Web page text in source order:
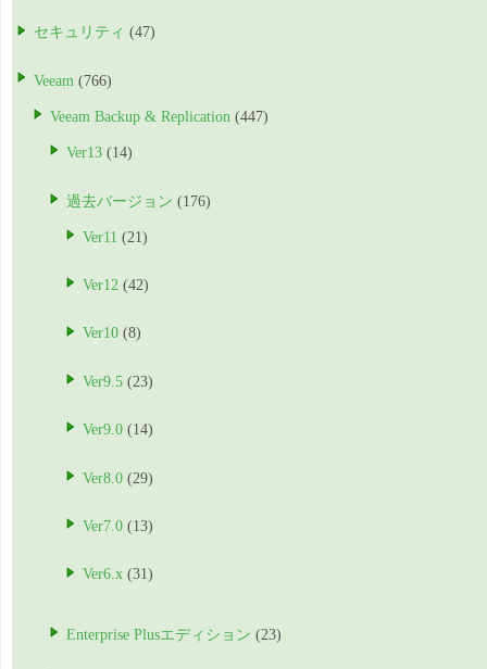
セキュリティ (47)
Veeam (766)
Veeam Backup & Replication (447)
Ver13 (14)
過去バージョン (176)
Ver11 (21)
Ver12 (42)
Ver10 (8)
Ver9.5 (23)
Ver9.0 (14)
Ver8.0 (29)
Ver7.0 (13)
Ver6.x (31)
Enterprise Plusエディション (23)